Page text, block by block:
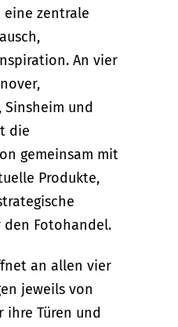
zentrale
An vier
Sinsheim und
die
gemeinsam mit
Produkte,
den Fotohandel.
an allen vier
jeweils von
ihre Türen und